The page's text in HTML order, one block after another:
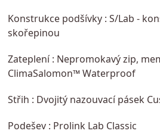
Konstrukce podšívky : S/Lab -
skořepinou
Zateplení : Nepromokavý zip,
ClimaSalomon™ Waterproof
Střih : Dvojitý nazouvací pásek
Podešev : Prolink Lab Classic